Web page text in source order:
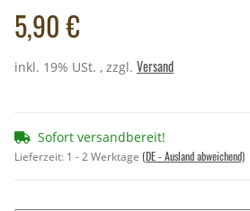
5,90 €
inkl. 19% USt. , zzgl. Versand
Sofort versandbereit!
Lieferzeit: 1 - 2 Werktage (DE - Ausland abweichend)